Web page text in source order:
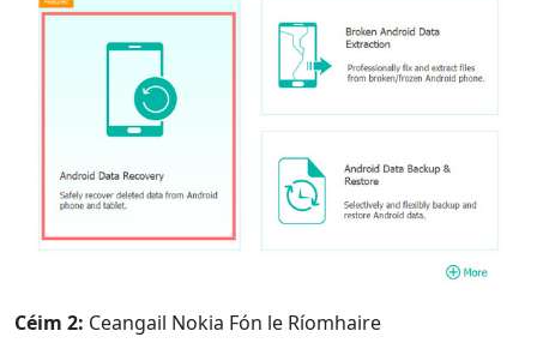
Céim 2: Ceangail Nokia Fón le Ríomhaire